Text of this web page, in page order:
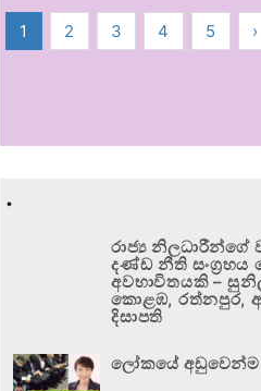
1 2 3 4 5 ›
.
රාජ්‍ය නිලධාරීන්ගේ
දණ්ඩ නීති සංග්‍රහය
අවභාවිතයකි –
කොළඹ, රත්නපුර,
දිසාපති
ලෝකයේ අඩුවෙන්ම